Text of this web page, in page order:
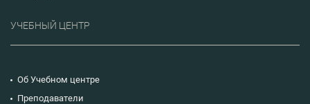
УЧЕБНЫЙ ЦЕНТР
Об Учебном центре
Преподаватели